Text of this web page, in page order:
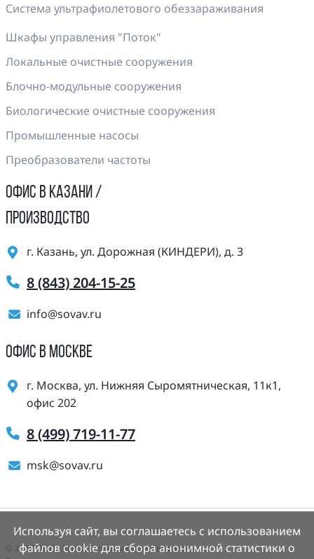
Система ультрафиолетового обеззараживания
Шкафы управления "Поток"
Локальные очистные сооружения
Блочно-модульные сооружения
Биологические очистные сооружения
Промышленные насосы
Преобразователи частоты
ОФИС В КАЗАНИ /
ПРОИЗВОДСТВО
г. Казань, ул. Дорожная (КИНДЕРИ), д. 3
8 (843) 204-15-25
info@sovav.ru
ОФИС В МОСКВЕ
г. Москва, ул. Нижняя Сыромятническая, 11к1,
офис 202
8 (499) 719-11-77
msk@sovav.ru
© 2025 ООО «Завод «Современная Автоматика».
Используя сайт, вы соглашаетесь с использованием
файлов cookie для сбора анонимной статистики о